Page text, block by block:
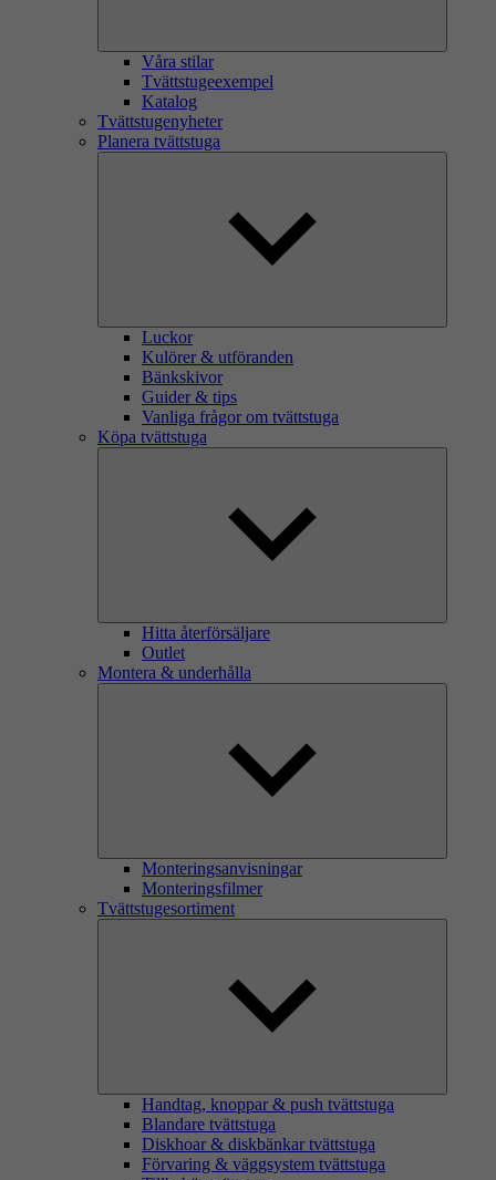
Våra stilar
Tvättstugeexempel
Katalog
Tvättstugenyheter
Planera tvättstuga
Luckor
Kulörer & utföranden
Bänkskivor
Guider & tips
Vanliga frågor om tvättstuga
Köpa tvättstuga
Hitta återförsäljare
Outlet
Montera & underhålla
Monteringsanvisningar
Monteringsfilmer
Tvättstugesortiment
Handtag, knoppar & push tvättstuga
Blandare tvättstuga
Diskhoar & diskbänkar tvättstuga
Förvaring & väggsystem tvättstuga